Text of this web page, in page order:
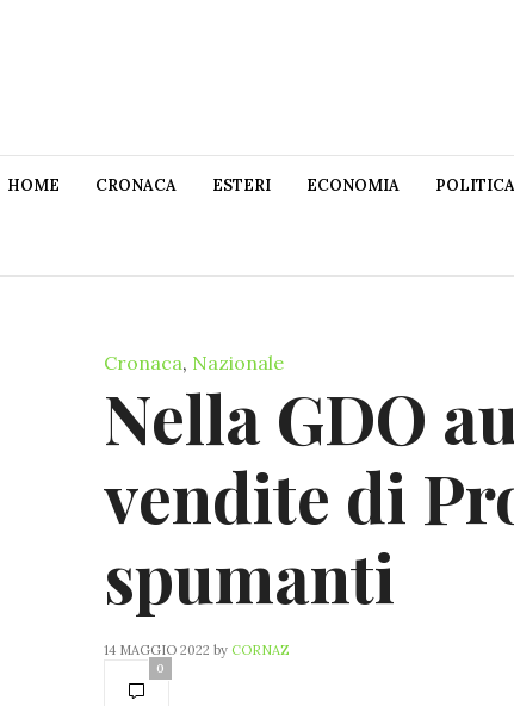
HOME CRONACA ESTERI ECONOMIA POLITICA
Cronaca, Nazionale
Nella GDO
vendite di
spumanti
14 MAGGIO 2022 by CORNAZ
0